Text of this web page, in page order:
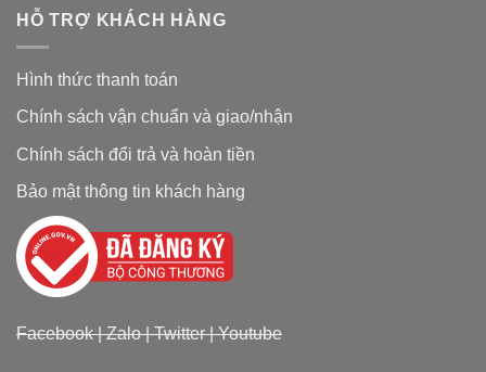
HỖ TRỢ KHÁCH HÀNG
Hình thức thanh toán
Chính sách vận chuẩn và giao/nhận
Chính sách đổi trả và hoàn tiền
Bảo mật thông tin khách hàng
Facebook|Zalo|Twitter|Youtube